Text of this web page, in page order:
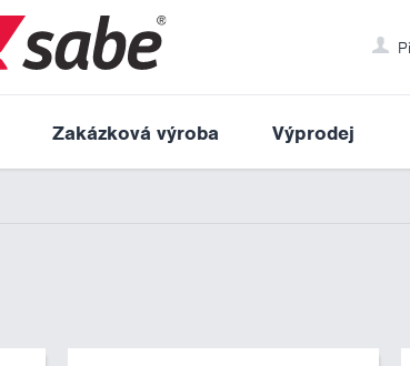
Zakázková výroba Výprodej